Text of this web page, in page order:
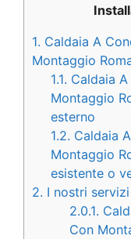
1. Caldaia A
Montaggio
1.1. Caldaia
Montaggio
esterno
1.2. Caldaia
Montaggio
esistente o
2. I nostri servizi
2.0.1.
Con